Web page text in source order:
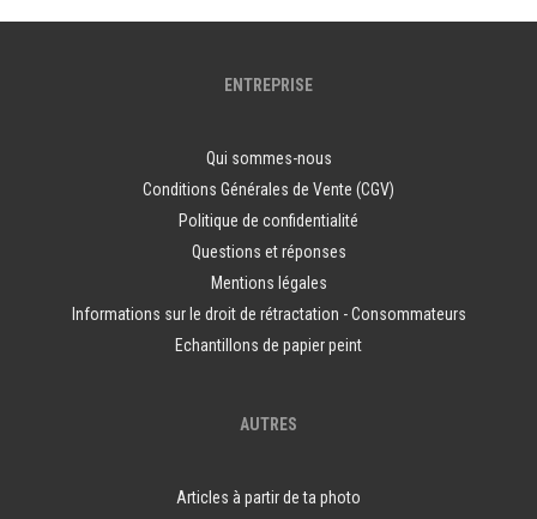
ENTREPRISE
Qui sommes-nous
Conditions Générales de Vente (CGV)
Politique de confidentialité
Questions et réponses
Mentions légales
Informations sur le droit de rétractation - Consommateurs
Echantillons de papier peint
AUTRES
Articles à partir de ta photo